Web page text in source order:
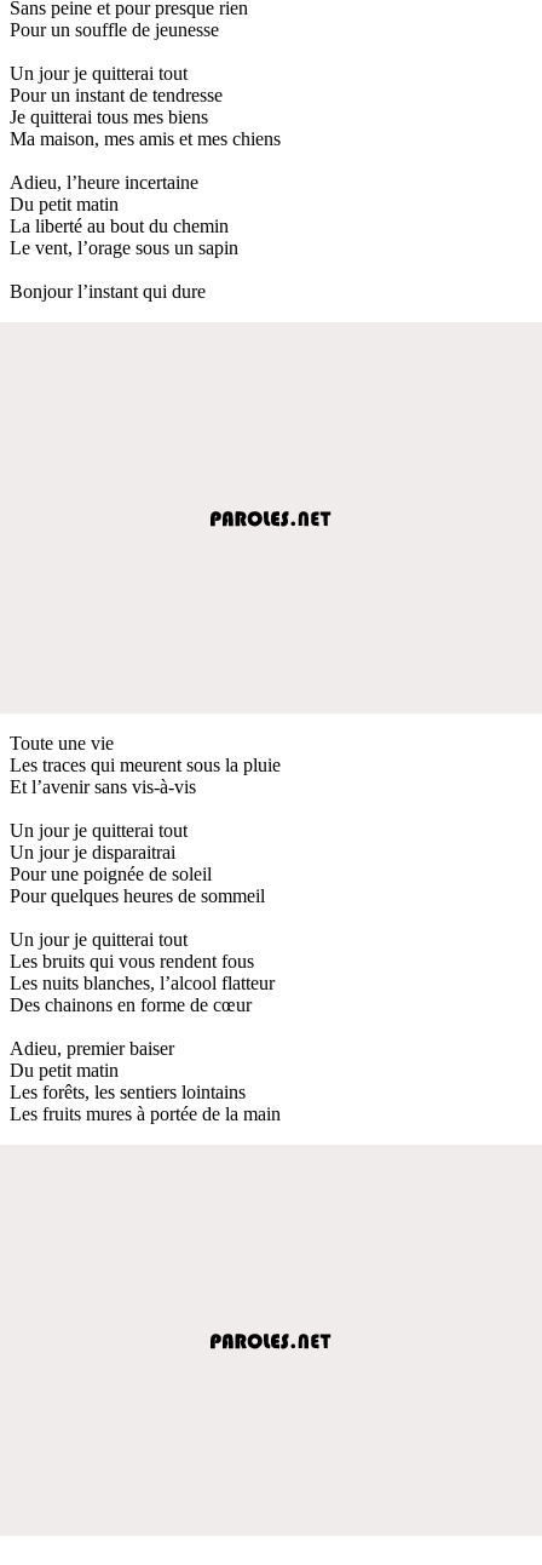
Sans peine et pour presque rien
Pour un souffle de jeunesse
Un jour je quitterai tout
Pour un instant de tendresse
Je quitterai tous mes biens
Ma maison, mes amis et mes chiens
Adieu, l’heure incertaine
Du petit matin
La liberté au bout du chemin
Le vent, l’orage sous un sapin
Bonjour l’instant qui dure
Toute une vie
Les traces qui meurent sous la pluie
Et l’avenir sans vis-à-vis
Un jour je quitterai tout
Un jour je disparaitrai
Pour une poignée de soleil
Pour quelques heures de sommeil
Un jour je quitterai tout
Les bruits qui vous rendent fous
Les nuits blanches, l’alcool flatteur
Des chainons en forme de cœur
Adieu, premier baiser
Du petit matin
Les forêts, les sentiers lointains
Les fruits mures à portée de la main